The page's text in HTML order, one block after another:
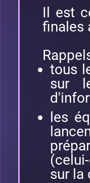
Il est
finales
tous
sur
les
sur la